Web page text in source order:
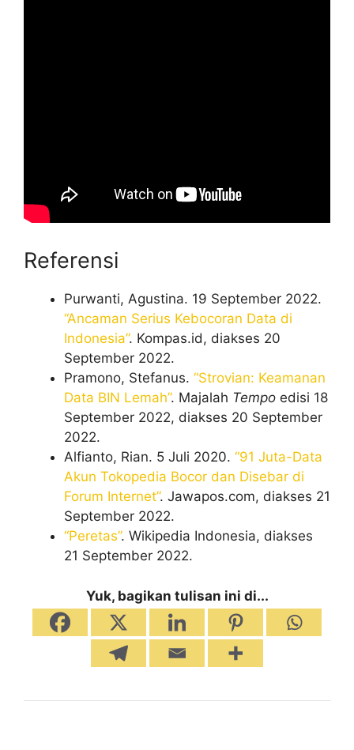
Referensi
Purwanti, Agustina. 19 September 2022.
“Ancaman Serius Kebocoran Data di
Indonesia”. Kompas.id, diakses 20
September 2022.
Pramono, Stefanus. “Strovian: Keamanan
Data BIN Lemah”. Majalah Tempo edisi 18
September 2022, diakses 20 September
2022.
Alfianto, Rian. 5 Juli 2020. “91 Juta-Data
Akun Tokopedia Bocor dan Disebar di
Forum Internet”. Jawapos.com, diakses 21
September 2022.
“Peretas”. Wikipedia Indonesia, diakses
21 September 2022.
Yuk, bagikan tulisan ini di...